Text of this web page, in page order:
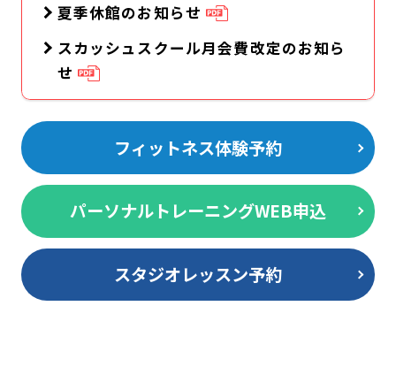
夏季休館のお知らせ
スカッシュスクール月会費改定のお知ら
せ
フィットネス体験予約
パーソナルトレーニングWEB申込
スタジオレッスン予約